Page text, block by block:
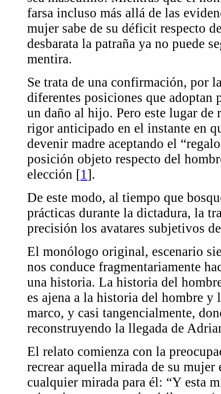
farsa incluso más allá de las
mujer sabe de su déficit respecto
desbarata la patraña ya no puede
mentira.
Se trata de una confirmación, por
diferentes posiciones que adoptan
un daño al hijo. Pero este lugar de
rigor anticipado en el instante en
devenir madre aceptando el
posición objeto respecto del
elección [1 ].
De este modo, al tiempo que
prácticas durante la dictadura, la
precisión los avatares subjetivos
El monólogo original, escenario
nos conduce fragmentariamente
una historia. La historia del
es ajena a la historia del hombre y
marco, y casi tangencialmente,
reconstruyendo la llegada de
El relato comienza con la
recrear aquella mirada de su mujer
cualquier mirada para él: “Y esta